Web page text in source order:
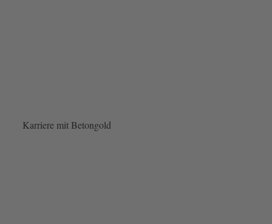
Karriere mit Betongold